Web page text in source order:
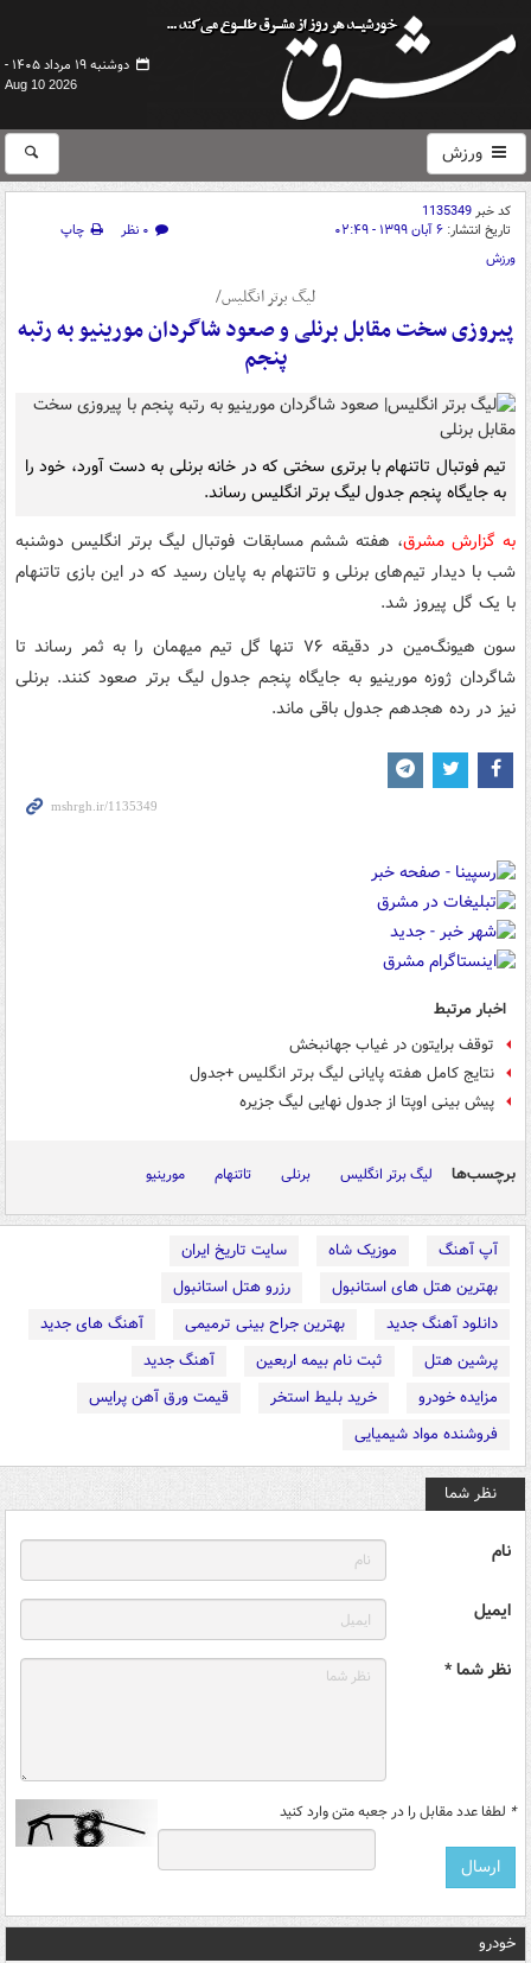
دوشنبه ۱۹ مرداد ۱۴۰۵ -
Aug 10 2026
ورزش
کد خبر1135349
تاریخ انتشار: ۶ آبان ۱۳۹۹ - ۰۲:۴۹ ۰ نظر
چاپ
ورزش
لیگ برتر انگلیس/
پیروزی سخت مقابل برنلی و صعود شاگردان مورینیو به رتبه
پنجم
تیم فوتبال تاتنهام با برتری سختی که در خانه برنلی به دست آورد، خود را
به جایگاه پنجم جدول لیگ برتر انگلیس رساند.
به گزارش مشرق، هفته ششم مسابقات فوتبال لیگ برتر انگلیس دوشنبه
شب با دیدار تیم‌های برنلی و تاتنهام به پایان رسید که در این بازی تاتنهام
با یک گل پیروز شد.
سون هیونگ‌مین در دقیقه ۷۶ تنها گل تیم میهمان را به ثمر رساند تا
شاگردان ژوزه مورینیو به جایگاه پنجم جدول لیگ برتر صعود کنند. برنلی
نیز در رده هجدهم جدول باقی ماند.
اخبار مرتبط
توقف برایتون در غیاب جهانبخش
نتایج کامل هفته پایانی لیگ برتر انگلیس +جدول
پیش بینی اوپتا از جدول نهایی لیگ جزیره
برچسب‌ها لیگ برتر انگلیس برنلی تاتنهام مورینیو
آپ آهنگ موزیک شاه
سایت تاریخ ایران
بهترین هتل های استانبول
رزرو هتل استانبول
دانلود آهنگ جدید
بهترین جراح بینی ترمیمی
آهنگ های جدید
پرشین هتل
ثبت نام بیمه اربعین
آهنگ جدید
مزایده خودرو
خرید بلیط استخر
قیمت ورق آهن پرایس
فروشنده مواد شیمیایی
نظر شما
نام
ایمیل
نظر شما *
* لطفا عدد مقابل را در جعبه متن وارد کنید
خودرو